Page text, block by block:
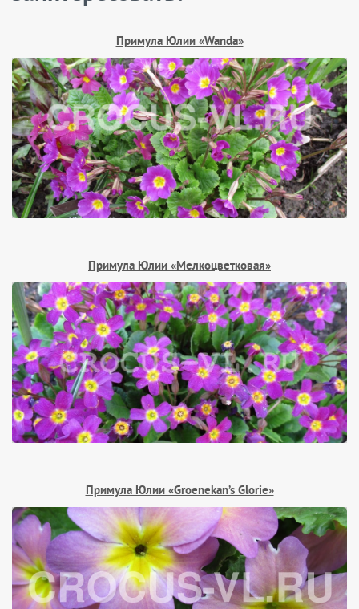
Примула Юлии «Wanda»
Примула Юлии «Мелкоцветковая»
Примула Юлии «Groenekan’s Glorie»